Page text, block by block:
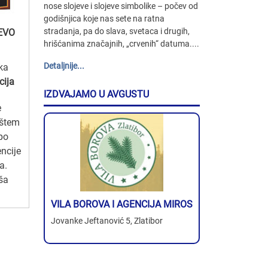
nose slojeve i slojeve simbolike – počev od
godišnjica koje nas sete na ratna
stradanja, pa do slava, svetaca i drugih,
hrišćanima značajnih, „crvenih“ datuma....
Detaljnije...
IZDVAJAMO U AVGUSTU
VILA BOROVA I AGENCIJA MIROS
Jovanke Jeftanović 5, Zlatibor